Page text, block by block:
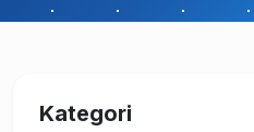
Kategori